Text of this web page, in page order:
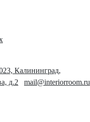
Калининград,
д.2
mail@interiorroom.ru